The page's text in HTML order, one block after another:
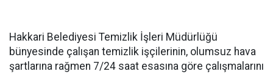
Hakkari Belediyesi Temizlik İşleri Müdürlüğü
bünyesinde çalışan temizlik işçilerinin, olumsuz hava
şartlarına rağmen 7/24 saat esasına göre çalışmalarını